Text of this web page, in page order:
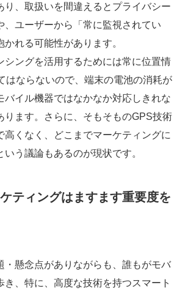
り、取扱いを間違えるとプライバシー
、ユーザーから「常に監視されてい
かれる可能性があります。
シングを活用するためには常に位置情
はならないので、端末の電池の消耗が
バイル機器ではなかなか対応しきれな
ります。さらに、そもそものGPS技術
高くなく、どこまでマーケティングに
う議論もあるのが現状です。
ティングはますます重要度を
・懸念点がありながらも、誰もがモバ
き、特に、高度な技術を持つスマート